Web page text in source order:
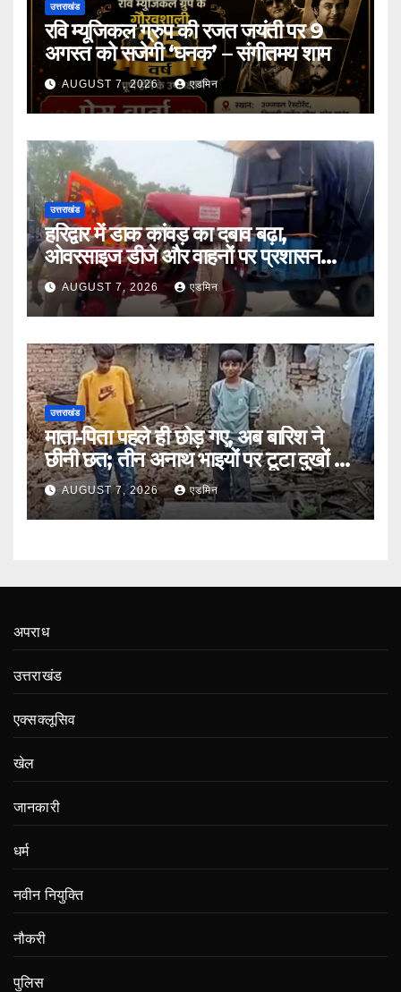
उत्तराखंड
रवि म्यूजिकल ग्रुप की रजत जयंती पर 9
अगस्त को सजेगी ‘घनक’ – संगीतमय शाम
AUGUST 7, 2026 एडमिन
उत्तराखंड
हरिद्वार में डाक कांवड़ का दबाव बढ़ा,
ओवरसाइज डीजे और वाहनों पर प्रशासन
सख्तAUGUST 7, 2026 एडमिन
उत्तराखंड
माता-पिता पहले ही छोड़ गए, अब बारिश ने
छीनी छत; तीन अनाथ भाइयों पर टूटा दुखों का
पहाड़AUGUST 7, 2026 एडमिन
अपराध
उत्तराखंड
एक्सक्लूसिव
खेल
जानकारी
धर्म
नवीन नियुक्ति
नौकरी
पुलिस